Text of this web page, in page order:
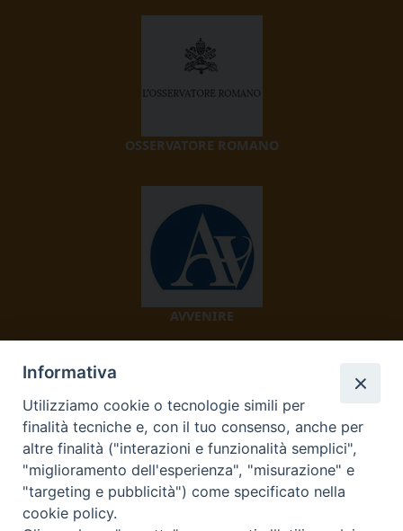
OSSERVATORE ROMANO
AVVENIRE
TV 2000
Informativa
Utilizziamo cookie o tecnologie simili per
finalità tecniche e, con il tuo consenso, anche per
altre finalità ("interazioni e funzionalità semplici",
"miglioramento dell'esperienza", "misurazione" e
"targeting e pubblicità") come specificato nella
cookie policy.